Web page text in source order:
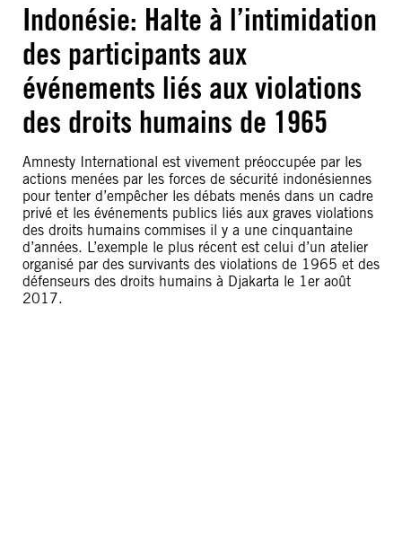
Indonésie: Halte à l’intimidation
des participants aux
événements liés aux violations
des droits humains de 1965
Amnesty International est vivement préoccupée par les
actions menées par les forces de sécurité indonésiennes
pour tenter d’empêcher les débats menés dans un cadre
privé et les événements publics liés aux graves violations
des droits humains commises il y a une cinquantaine
d’années. L’exemple le plus récent est celui d’un atelier
organisé par des survivants des violations de 1965 et des
défenseurs des droits humains à Djakarta le 1er août
2017.